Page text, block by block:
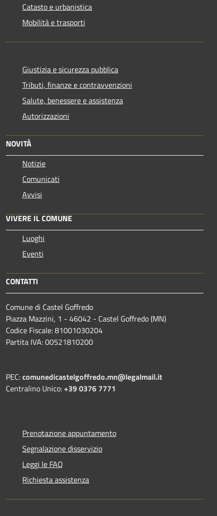
Catasto e urbanistica
Mobilità e trasporti
Giustizia e sicurezza pubblica
Tributi, finanze e contravvenzioni
Salute, benessere e assistenza
Autorizzazioni
NOVITÀ
Notizie
Comunicati
Avvisi
VIVERE IL COMUNE
Luoghi
Eventi
CONTATTI
Comune di Castel Goffredo
Piazza Mazzini, 1 - 46042 - Castel Goffredo (MN)
Codice Fiscale: 81001030204
Partita IVA: 00521810200
PEC:comunedicastelgoffredo.mn@legalmail.it
Centralino Unico:+39 0376 7771
Prenotazione appuntamento
Segnalazione disservizio
Leggi le FAQ
Richiesta assistenza